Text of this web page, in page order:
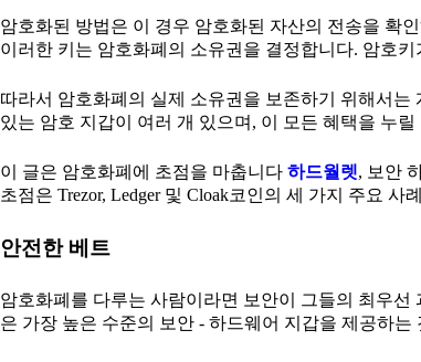
암호화된 방법은 이 경우 암호화된 자산의 전송을 확
이러한 키는 암호화폐의 소유권을 결정합니다. 암호
따라서 암호화폐의 실제 소유권을 보존하기 위해서
있는 암호 지갑이 여러 개 있으며, 이 모든 혜택을 누릴
이 글은 암호화폐에 초점을 마춥니다 하드월렛, 보안
초점은 Trezor, Ledger 및 Cloak코인의 세 가지 주요 사
안전한 베트
암호화폐를 다루는 사람이라면 보안이 그들의 최우
은 가장 높은 수준의 보안 - 하드웨어 지갑을 제공하는